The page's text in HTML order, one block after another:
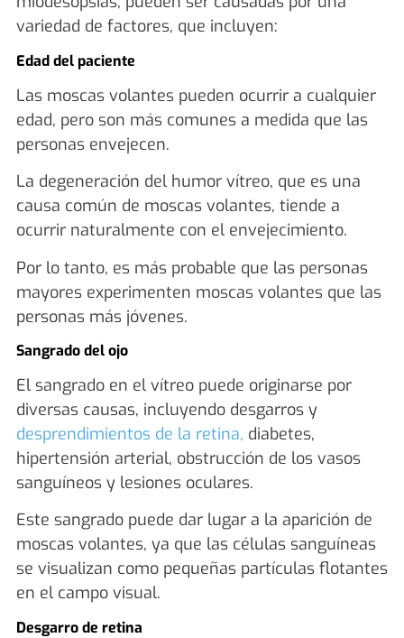
variedad de factores, que incluyen:
Edad del paciente
Las moscas volantes pueden ocurrir a cualquier
edad, pero son más comunes a medida que las
personas envejecen.
La degeneración del humor vítreo, que es una
causa común de moscas volantes, tiende a
ocurrir naturalmente con el envejecimiento.
Por lo tanto, es más probable que las personas
mayores experimenten moscas volantes que las
personas más jóvenes.
Sangrado del ojo
El sangrado en el vítreo puede originarse por
diversas causas, incluyendo desgarros y
desprendimientos de la retina, diabetes,
hipertensión arterial, obstrucción de los vasos
sanguíneos y lesiones oculares.
Este sangrado puede dar lugar a la aparición de
moscas volantes, ya que las células sanguíneas
se visualizan como pequeñas partículas flotantes
en el campo visual.
Desgarro de retina